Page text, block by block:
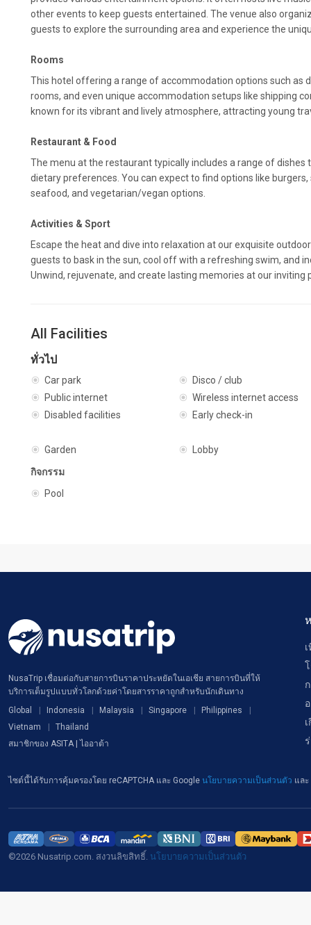
other events to keep guests entertained. The venue also
guests to explore the surrounding area and experience the
Rooms
This hotel offering a range of accommodation options such as
rooms, and even unique accommodation setups like shipping
known for its vibrant and lively atmosphere, attracting young
Restaurant & Food
The menu at the restaurant typically includes a range of
dietary preferences. You can expect to find options like
seafood, and vegetarian/vegan options.
Activities & Sport
Escape the heat and dive into relaxation at our exquisite
guests to bask in the sun, cool off with a refreshing swim, and
Unwind, rejuvenate, and create lasting memories at our inviting
All Facilities
ทั่วไป
Car park
Disco / club
Public internet
Wireless internet access
Disabled facilities
Early check-in
Garden
Lobby
กิจกรรม
Pool
NusaTrip เชื่อมต่อกับสายการบินราคาประหยัดในเอเชีย สายการบินที่ให้
บริการเต็มรูปแบบทั่วโลกด้วยค่าโดยสารราคาถูกสำหรับนักเดินทาง
Global
Indonesia Malaysia Singapore
Philippines
Vietnam
Thailand
สมาชิกของ ASITA | ไออาต้า
ไซต์นี้ได้รับการคุ้มครองโดย reCAPTCHA และ Google นโยบายความเป็นส่วนตัว และ
©2026 Nusatrip.com. สงวนลิขสิทธิ์. นโยบายความเป็นส่วนตัว